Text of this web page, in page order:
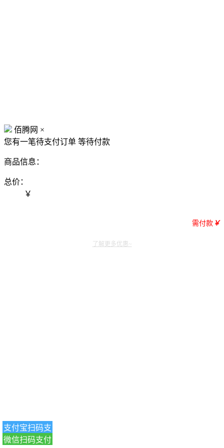
佰腾网 ×
您有一笔待支付订单 等待付款
商品信息：
总价：
￥
需付款 ￥
支付宝扫码支
付
微信扫码支付
了解更多优惠~